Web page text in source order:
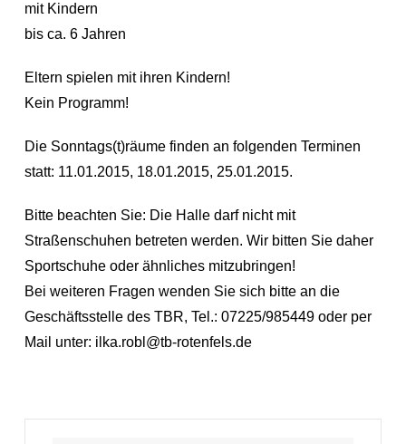
mit Kindern
bis ca. 6 Jahren
Eltern spielen mit ihren Kindern!
Kein Programm!
Die Sonntags(t)räume finden an folgenden Terminen
statt: 11.01.2015, 18.01.2015, 25.01.2015.
Bitte beachten Sie: Die Halle darf nicht mit
Straßenschuhen betreten werden. Wir bitten Sie daher
Sportschuhe oder ähnliches mitzubringen!
Bei weiteren Fragen wenden Sie sich bitte an die
Geschäftsstelle des TBR, Tel.: 07225/985449 oder per
Mail unter: ilka.robl@tb-rotenfels.de